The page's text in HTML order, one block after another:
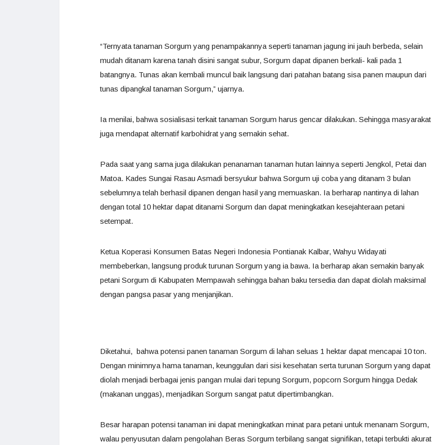
“Ternyata tanaman Sorgum yang penampakannya seperti tanaman jagung ini jauh berbeda, selain
mudah ditanam karena tanah disini sangat subur, Sorgum dapat dipanen berkali- kali pada 1
batangnya. Tunas akan kembali muncul baik langsung dari patahan batang sisa panen maupun dari
tunas dipangkal tanaman Sorgum,” ujarnya.
Ia menilai, bahwa sosialisasi terkait tanaman Sorgum harus gencar dilakukan. Sehingga masyarakat
juga mendapat alternatif karbohidrat yang semakin sehat.
Pada saat yang sama juga dilakukan penanaman tanaman hutan lainnya seperti Jengkol, Petai dan
Matoa. Kades Sungai Rasau Asmadi bersyukur bahwa Sorgum uji coba yang ditanam 3 bulan
sebelumnya telah berhasil dipanen dengan hasil yang memuaskan. Ia berharap nantinya di lahan
dengan total 10 hektar dapat ditanami Sorgum dan dapat meningkatkan kesejahteraan petani
setempat.
Ketua Koperasi Konsumen Batas Negeri Indonesia Pontianak Kalbar, Wahyu Widayati
membeberkan, langsung produk turunan Sorgum yang ia bawa. Ia berharap akan semakin banyak
petani Sorgum di Kabupaten Mempawah sehingga bahan baku tersedia dan dapat diolah maksimal
dengan pangsa pasar yang menjanjikan.
Diketahui, bahwa potensi panen tanaman Sorgum di lahan seluas 1 hektar dapat mencapai 10 ton.
Dengan minimnya hama tanaman, keunggulan dari sisi kesehatan serta turunan Sorgum yang dapat
diolah menjadi berbagai jenis pangan mulai dari tepung Sorgum, popcorn Sorgum hingga Dedak
(makanan unggas), menjadikan Sorgum sangat patut dipertimbangkan.
Besar harapan potensi tanaman ini dapat meningkatkan minat para petani untuk menanam Sorgum,
walau penyusutan dalam pengolahan Beras Sorgum terbilang sangat signifikan, tetapi terbukti akurat